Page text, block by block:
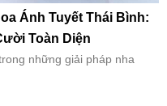
Ánh Tuyết Thái Bình:
Toàn Diện
những giải pháp nha